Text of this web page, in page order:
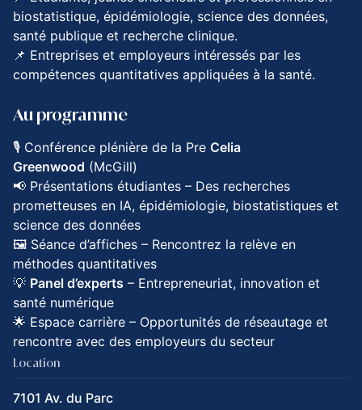
biostatistique, épidémiologie, science des données,
santé publique et recherche clinique.
📌 Entreprises et employeurs intéressés par les
compétences quantitatives appliquées à la santé.
Au programme
🎙 Conférence plénière de la Pre Celia
Greenwood (McGill)
📢 Présentations étudiantes – Des recherches
prometteuses en IA, épidémiologie, biostatistiques et
science des données
🖼 Séance d’affiches – Rencontrez la relève en
méthodes quantitatives
💡 Panel d’experts – Entrepreneuriat, innovation et
santé numérique
🌟 Espace carrière – Opportunités de réseautage et
rencontre avec des employeurs du secteur
Location
7101 Av. du Parc